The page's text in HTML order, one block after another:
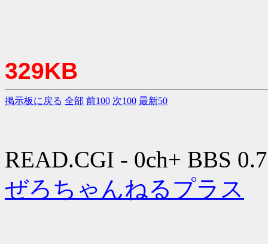
329KB
掲示板に戻る 全部 前100 次100 最新50
READ.CGI - 0ch+ BBS
ぜろちゃんねるプラス